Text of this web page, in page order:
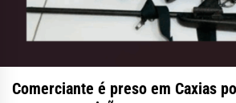
Comerciante é preso em Caxias